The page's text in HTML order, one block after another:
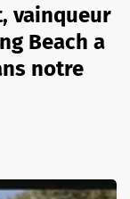
vainqueur
Beach a
notre